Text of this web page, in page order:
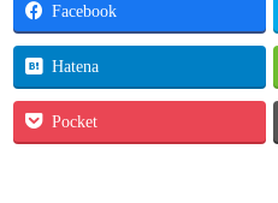
Facebook
Hatena
Pocket